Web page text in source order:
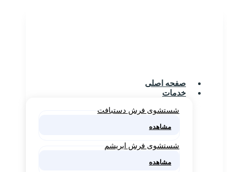
صفحه اصلی
خدمات
شستشوی فرش دستبافت
مشاهده
شستشوی فرش ابریشم
مشاهده